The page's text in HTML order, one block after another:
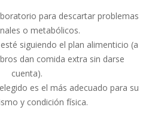
para descartar problemas
o metabólicos.
siguiendo el plan alimenticio (a
dan comida extra sin darse
cuenta).
es el más adecuado para su
y condición física.